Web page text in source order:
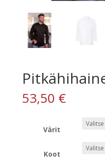
53,50 €
Värit
Koot